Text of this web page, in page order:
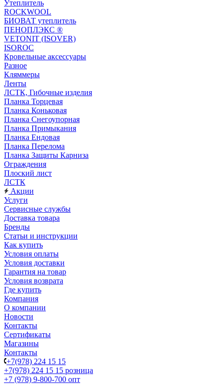
Утеплитель
ROCKWOOL
БИОВАТ утеплитель
ПЕНОПЛЭКС ®
VETONIT (ISOVER)
ISOROC
Кровельные аксессуары
Разное
Кляммеры
Ленты
ЛСТК, Гибочные изделия
Планка Торцевая
Планка Коньковая
Планка Снегоупорная
Планка Примыкания
Планка Ендовая
Планка Перелома
Планка Защиты Карниза
Ограждения
Плоский лист
ЛСТК
Акции
Услуги
Сервисные службы
Доставка товара
Бренды
Статьи и инструкции
Как купить
Условия оплаты
Условия доставки
Гарантия на товар
Условия возврата
Где купить
Компания
О компании
Новости
Контакты
Сертификаты
Магазины
Контакты
+7(978) 224 15 15
+7(978) 224 15 15 розница
+7 (978) 9-800-700 опт